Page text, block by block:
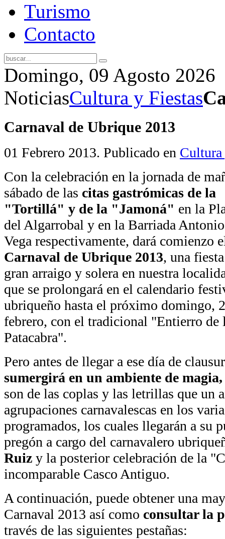
Turismo
Contacto
Domingo, 09 Agosto 2026
NoticiasCultura y Fiestas
Carnaval de Ubrique 2013
01 Febrero 2013. Publicado en Cultura
Con la celebración en la jornada de
sábado de las citas gastrómicas de la
"Tortillá" y de la "Jamoná" en la
del Algarrobal y en la Barriada Antonio
Vega respectivamente, dará comienzo
Carnaval de Ubrique 2013, una
gran arraigo y solera en nuestra
que se prolongará en el calendario
ubriqueño hasta el próximo domingo,
febrero, con el tradicional "Entierro de
Patacabra".
Pero antes de llegar a ese día de
sumergirá en un ambiente de
son de las coplas y las letrillas que un
agrupaciones carnavalescas en los
programados, los cuales llegarán a su
pregón a cargo del carnavalero
Ruiz y la posterior celebración de la
incomparable Casco Antiguo.
A continuación, puede obtener una
Carnaval 2013 así como consultar la
través de las siguientes pestañas: